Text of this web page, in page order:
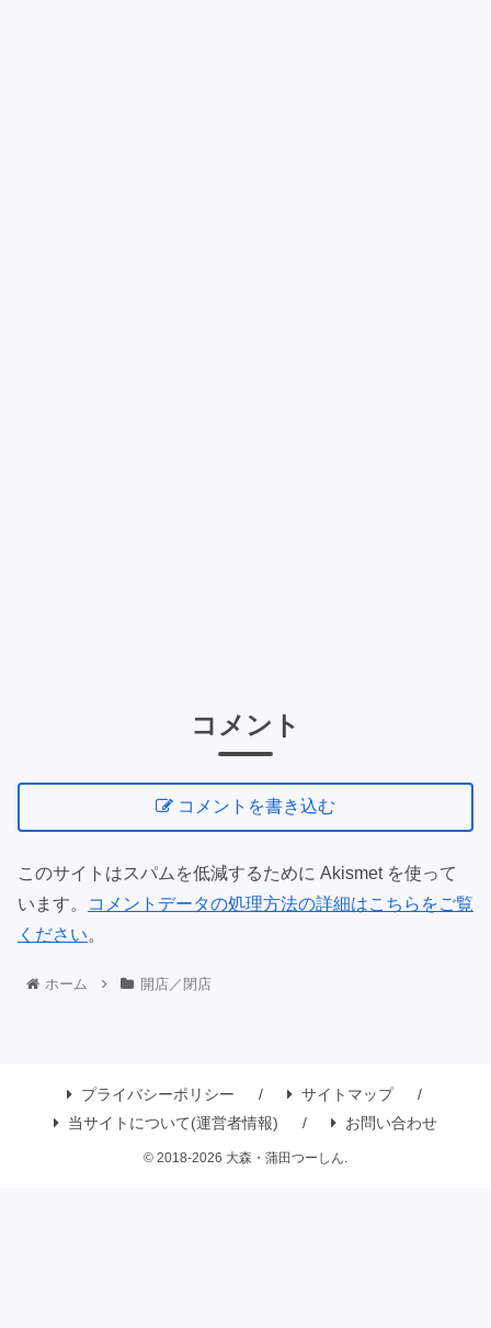
コメント
コメントを書き込む
このサイトはスパムを低減するために Akismet を使って
います。
コメントデータの処理方法の詳細はこちらをご覧
ください。
ホーム 開店／閉店
プライバシーポリシー
サイトマップ
当サイトについて(運営者情報)
お問い合わせ
© 2018-2026 大森・蒲田つーしん.